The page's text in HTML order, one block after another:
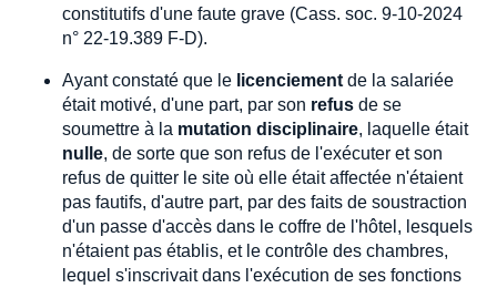
constitutifs d'une faute grave (Cass. soc. 9-10-2024
n° 22-19.389 F-D).
Ayant constaté que le licenciement de la salariée
était motivé, d'une part, par son refus de se
soumettre à la mutation disciplinaire, laquelle était
nulle, de sorte que son refus de l'exécuter et son
refus de quitter le site où elle était affectée n'étaient
pas fautifs, d'autre part, par des faits de soustraction
d'un passe d'accès dans le coffre de l'hôtel, lesquels
n'étaient pas établis, et le contrôle des chambres,
lequel s'inscrivait dans l'exécution de ses fonctions